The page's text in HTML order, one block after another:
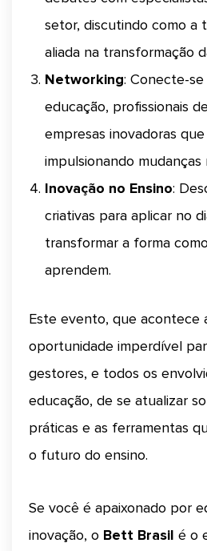
setor, discutindo como a
aliada na transformação
Networking: Conecte-
educação, profissionais
empresas inovadoras
impulsionando mudanças
Inovação no Ensino:
criativas para aplicar no
transformar a forma
aprendem.
Este evento, que acontece
oportunidade imperdível
gestores, e todos os
educação, de se atualizar
práticas e as ferramentas
o futuro do ensino.
Se você é apaixonado por
inovação, o Bett Brasil é o